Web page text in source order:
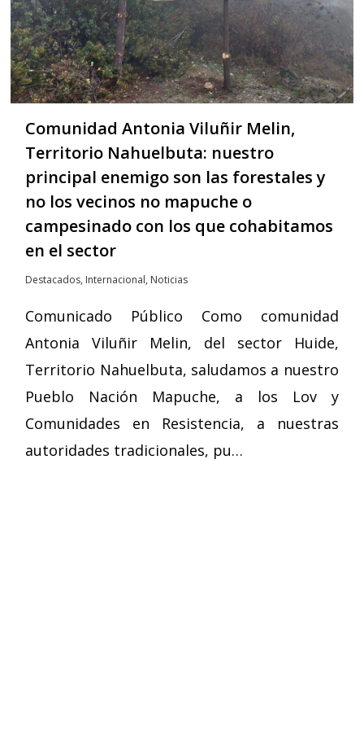
Comunidad Antonia Viluñir Melin,
Territorio Nahuelbuta: nuestro
principal enemigo son las forestales y
no los vecinos no mapuche o
campesinado con los que cohabitamos
en el sector
Destacados, Internacional, Noticias
Comunicado Público Como comunidad
Antonia Viluñir Melin, del sector Huide,
Territorio Nahuelbuta, saludamos a nuestro
Pueblo Nación Mapuche, a los Lov y
Comunidades en Resistencia, a nuestras
autoridades tradicionales, pu…